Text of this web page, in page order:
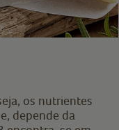
os nutrientes
depende da